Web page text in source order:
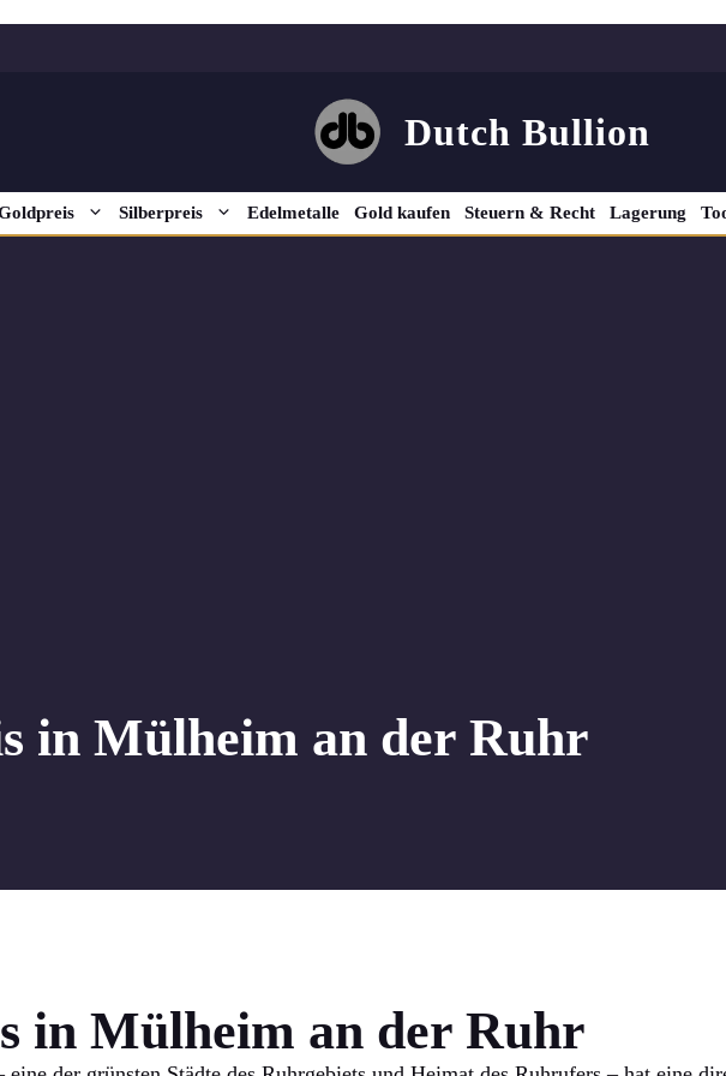
Dutch Bullion
Silberpreis Edelmetalle Gold kaufen Steuern & Recht Lagerung
in Mülheim an der Ruhr
in Mülheim an der Ruhr